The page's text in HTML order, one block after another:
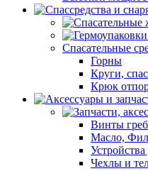
Спасательные
Горны
Круги,
Крюк
Винты
Масло,
Чехлы и